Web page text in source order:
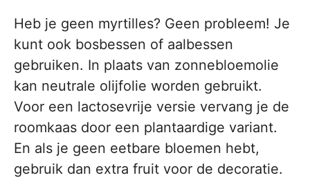
Heb je geen myrtilles? Geen probleem! Je
kunt ook bosbessen of aalbessen
gebruiken. In plaats van zonnebloemolie
kan neutrale olijfolie worden gebruikt.
Voor een lactosevrije versie vervang je de
roomkaas door een plantaardige variant.
En als je geen eetbare bloemen hebt,
gebruik dan extra fruit voor de decoratie.